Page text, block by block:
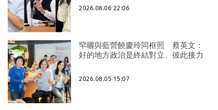
2026.08.06 22:06
罕曬與藍營饒慶玲同框照 蔡英文：
好的地方政治是終結對立、彼此接力
2026.08.05 15:07